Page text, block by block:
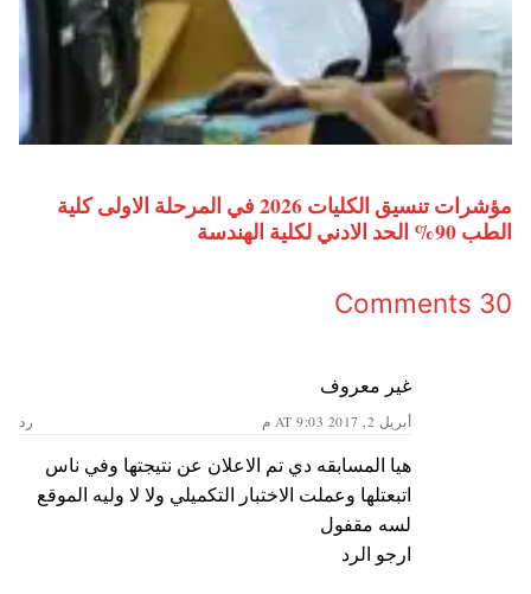
مؤشرات تنسيق الكليات 2026 في المرحلة الاولى كلية
الطب 90% الحد الادني لكلية الهندسة
30 Comments
غير معروف
أبريل 2, 2017 AT 9:03 م رد
هيا المسابقه دي تم الاعلان عن نتيجتها وفي ناس
اتبعتلها وعملت الاختبار التكميلي ولا لا وليه الموقع
لسه مقفول
ارجو الرد